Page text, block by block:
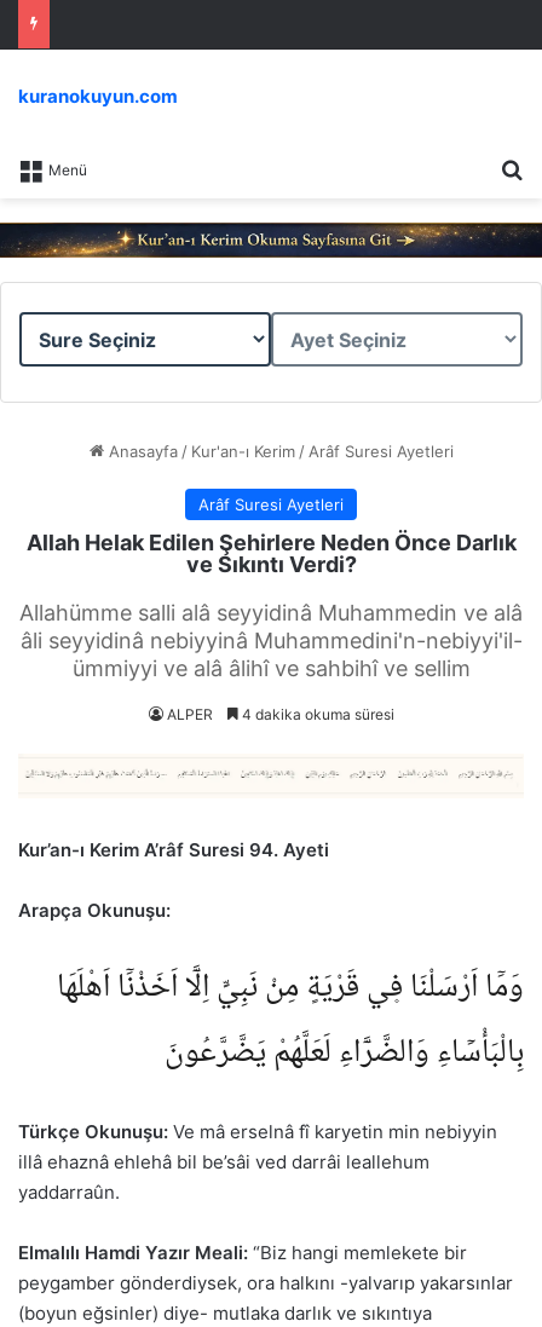
Menü
kuranokuyun.com
Sure
Ayet
Anasayfa / Kur'an-ı Kerim / Arâf Suresi Ayetleri
Arâf Suresi Ayetleri
Allah Helak Edilen Şehirlere Neden Önce Darlık
ve Sıkıntı Verdi?
Allahümme salli alâ seyyidinâ Muhammedin ve alâ
âli seyyidinâ nebiyyinâ Muhammedini'n-nebiyyi'il-
ümmiyyi ve alâ âlihî ve sahbihî ve sellim
ALPER 4 dakika okuma süresi
Kur’an-ı Kerim A’râf Suresi 94. Ayeti
Arapça Okunuşu:
وَمَٓا اَرْسَلْنَا ف۪ي قَرْيَةٍ مِنْ نَبِيٍّ اِلَّٓا اَخَذْنَٓا اَهْلَهَا
بِالْبَأْسَٓاءِ وَالضَّرَّٓاءِ لَعَلَّهُمْ يَضَّرَّعُونَ
Türkçe Okunuşu: Ve mâ erselnâ fî karyetin min nebiyyin
illâ ehaznâ ehlehâ bil be’sâi ved darrâi leallehum
yaddarraûn.
Elmalılı Hamdi Yazır Meali: “Biz hangi memlekete bir
peygamber gönderdiysek, ora halkını -yalvarıp yakarsınlar
(boyun eğsinler) diye- mutlaka darlık ve sıkıntıya